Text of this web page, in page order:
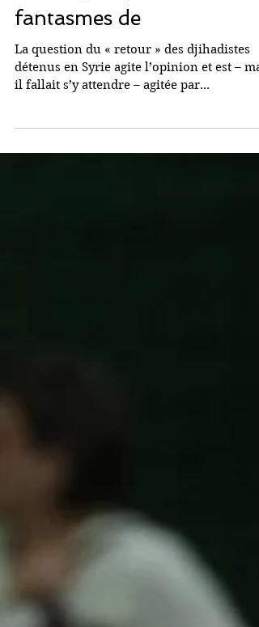
réalité (très) différente des
fantasmes de
La question du « retour » des djihadistes
détenus en Syrie agite l’opinion et est –